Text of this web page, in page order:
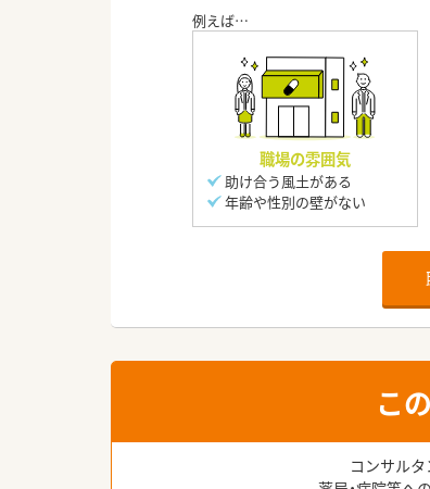
職場の雰囲気
助け合う風土がある
年齢や性別の壁がない
こ
コンサル